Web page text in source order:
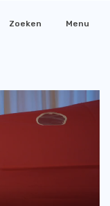
Zoeken Menu